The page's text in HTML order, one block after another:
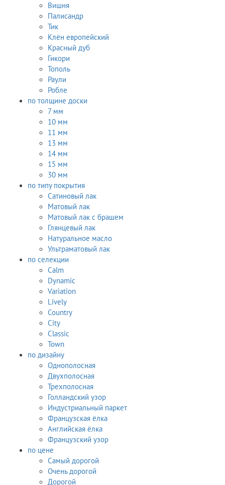
Вишня
Палисандр
Тик
Клён европейский
Красный дуб
Гикори
Тополь
Раули
Робле
по толщине доски
7 мм
10 мм
11 мм
13 мм
14 мм
15 мм
30 мм
по типу покрытия
Сатиновый лак
Матовый лак
Матовый лак с брашем
Глянцевый лак
Натуральное масло
Ультраматовый лак
по селекции
Calm
Dynamic
Variation
Lively
Country
City
Classic
Town
по дизайну
Однополосная
Двухполосная
Трехполосная
Голландский узор
Индустриальный паркет
Французская ёлка
Английская ёлка
Французский узор
по цене
Самый дорогой
Очень дорогой
Дорогой